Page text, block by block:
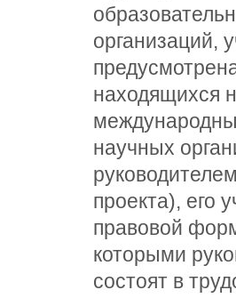
организаций,
находящихся
научных
проекта), его
правовой
которыми
состоят в